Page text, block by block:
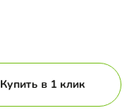
Купить в 1 клик